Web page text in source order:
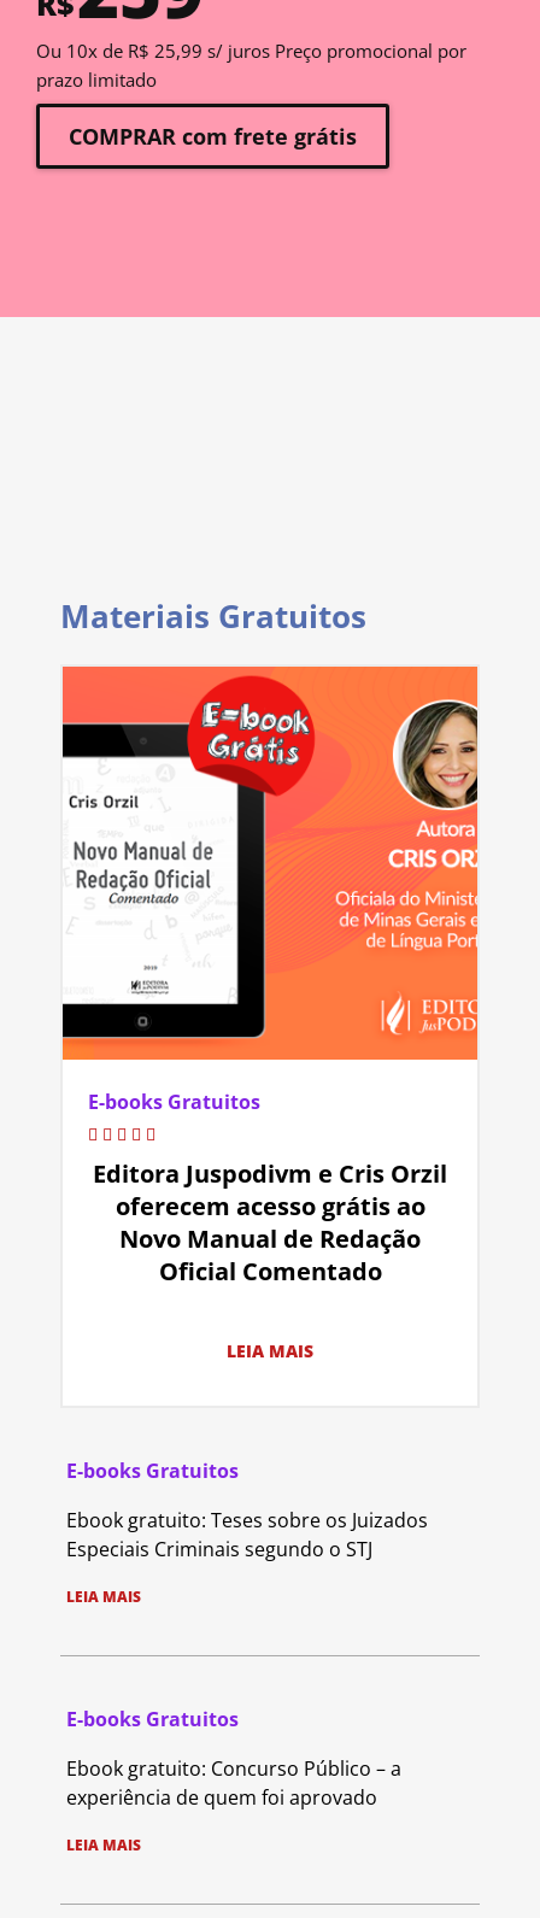
Ou 10x de R$ 25,99 s/ juros Preço promocional por
prazo limitado
COMPRAR com frete grátis
Materiais Gratuitos
E-books Gratuitos
Editora Juspodivm e Cris Orzil
oferecem acesso grátis ao
Novo Manual de Redação
Oficial Comentado
LEIA MAIS
E-books Gratuitos
Ebook gratuito: Teses sobre os Juizados
Especiais Criminais segundo o STJ
LEIA MAIS
E-books Gratuitos
Ebook gratuito: Concurso Público – a
experiência de quem foi aprovado
LEIA MAIS